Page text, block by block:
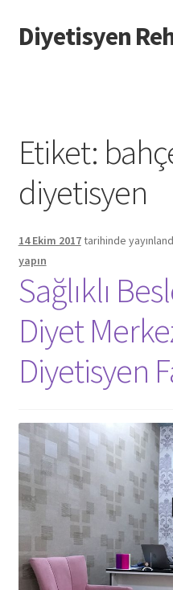
Dolaşıma
geç
İçeriğe
geç
Diyetisyen
Hata Bildir
iletişim
Sayfamı Düzenlemek
Yardım
Formu doldurun biz
Etiket:
diyetisyen
14 Ekim 2017tarihinde
yapın
Sağlıklı
Diyet
Diyetisyen